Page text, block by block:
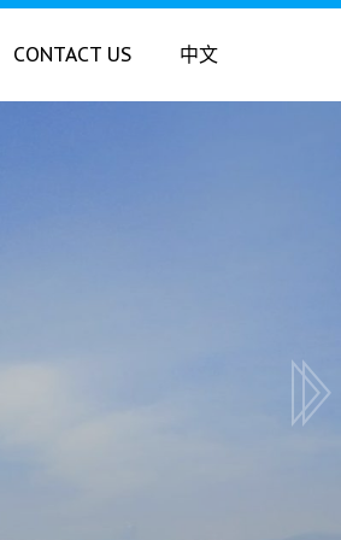
CONTACT US 中文